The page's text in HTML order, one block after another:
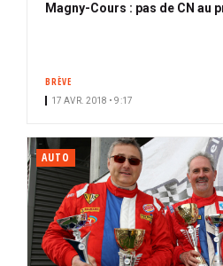
Magny-Cours : pas de CN au
BRÈVE
17 AVR. 2018 • 9:17
AUTO